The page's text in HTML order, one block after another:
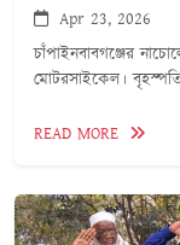
Apr 23, 2026
চাঁপাইনবাবগঞ্জের
মোটরসাইকেল।
READ MORE